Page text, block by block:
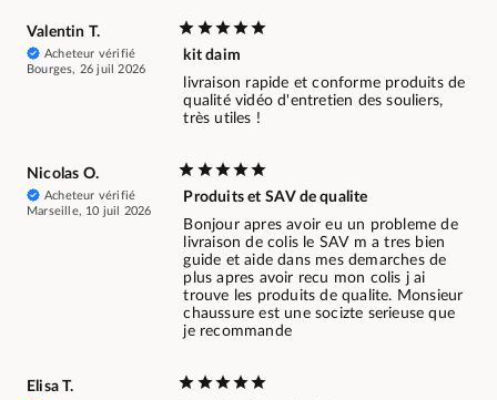
Valentin T.
Acheteur vérifié
Bourges, 26 juil 2026
kit daim
livraison rapide et conforme produits de
qualité vidéo d'entretien des souliers,
très utiles !
Nicolas O.
Acheteur vérifié
Marseille, 10 juil 2026
Produits et SAV de qualite
Bonjour apres avoir eu un probleme de
livraison de colis le SAV m a tres bien
guide et aide dans mes demarches de
plus apres avoir recu mon colis j ai
trouve les produits de qualite. Monsieur
chaussure est une socizte serieuse que
je recommande
Elisa T.